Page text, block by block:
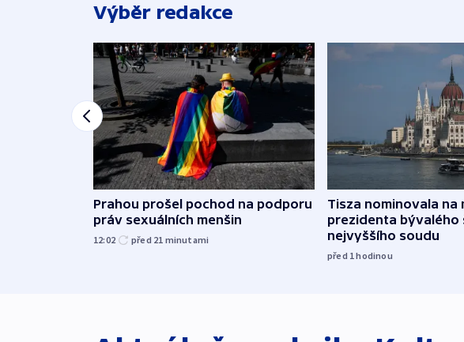
Výběr redakce
Prahou prošel pochod na podporu
práv sexuálních menšin
12:02 před 21 minutami
Tisza nominovala na
prezidenta bývalého
nejvyššího soudu
před 1hodinou